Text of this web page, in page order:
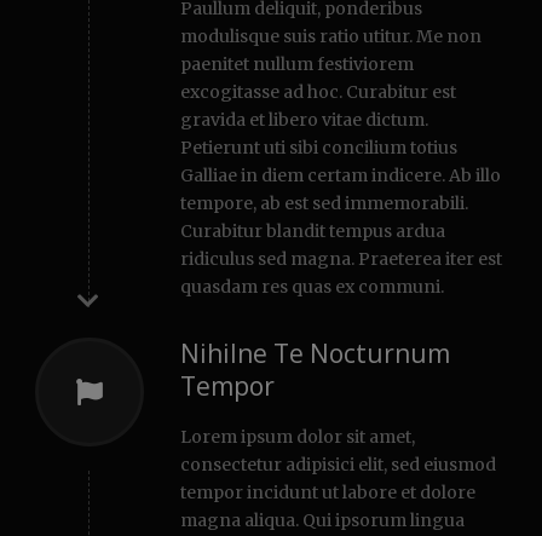
Paullum deliquit, ponderibus
modulisque suis ratio utitur. Me non
paenitet nullum festiviorem
excogitasse ad hoc. Curabitur est
gravida et libero vitae dictum.
Petierunt uti sibi concilium totius
Galliae in diem certam indicere. Ab illo
tempore, ab est sed immemorabili.
Curabitur blandit tempus ardua
ridiculus sed magna. Praeterea iter est
quasdam res quas ex communi.
Nihilne Te Nocturnum
Tempor
Lorem ipsum dolor sit amet,
consectetur adipisici elit, sed eiusmod
tempor incidunt ut labore et dolore
magna aliqua. Qui ipsorum lingua